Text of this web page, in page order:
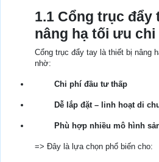
1.1 Cổng trục đẩy
nâng hạ tối ưu chi
Cổng trục đẩy tay là thiết bị nâng
nhờ:
Chi phí đầu tư thấp
Dễ lắp đặt – linh hoạt di
Phù hợp nhiều mô hình
=> Đây là lựa chọn phổ biến cho: